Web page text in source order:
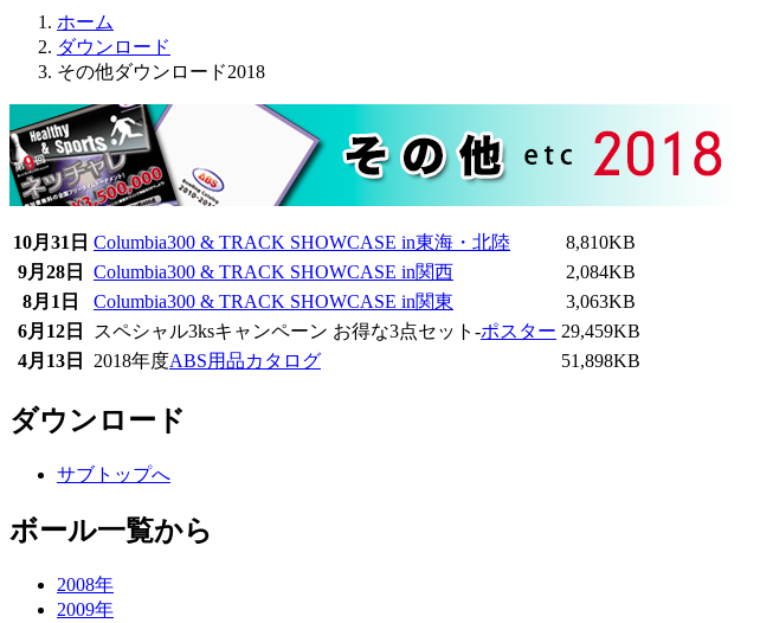
ホーム
ダウンロード
その他ダウンロード2018
10月31日 Columbia300 & TRACK SHOWCASE in東海・北陸
8,810KB
9月28日
Columbia300 & TRACK SHOWCASE in関西
2,084KB
8月1日
Columbia300 & TRACK SHOWCASE in関東
3,063KB
6月12日
スペシャル3ksキャンペーン お得な3点セット-ポスター 29,459KB
4月13日
2018年度ABS用品カタログ 51,898KB
ダウンロード
サブトップへ
ボール一覧から
2008年
2009年